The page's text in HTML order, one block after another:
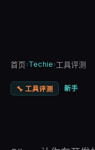
首页›Techie›工具评测
🔧 工具评测 新手